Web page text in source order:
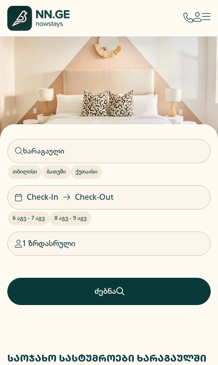
თბილისი ბათუმი ქუთაისი
Check-In Check-Out
6 აგვ - 7 აგვ 8 აგვ - 9 აგვ
1 ზრდასრული
ძებნა
საოჯახო სასტუმროები ხარაგაულში